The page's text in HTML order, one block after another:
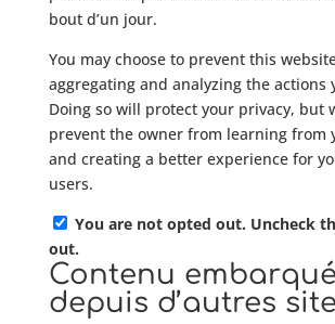
bout d’un jour.
You may choose to prevent this
aggregating and analyzing the actions
Doing so will protect your privacy, but
prevent the owner from learning from
and creating a better experience for
users.
You are not opted out. Uncheck
out.
Contenu embarqué
depuis d’autres